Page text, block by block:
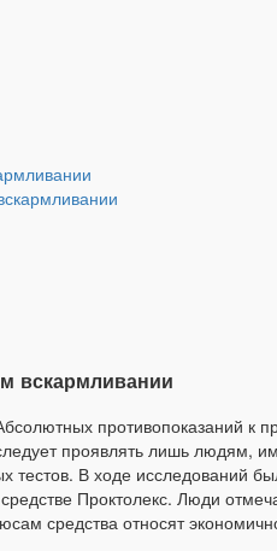
вскармливании
противопоказаний к
проявлять лишь людям,
В ходе исследований
Проктолекс. Люди
средства относят